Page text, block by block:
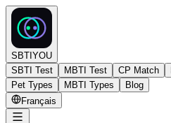
SBTIYOU
SBTI Test
MBTI Test CP Match
Pet Types
MBTI Types
Blog
Français